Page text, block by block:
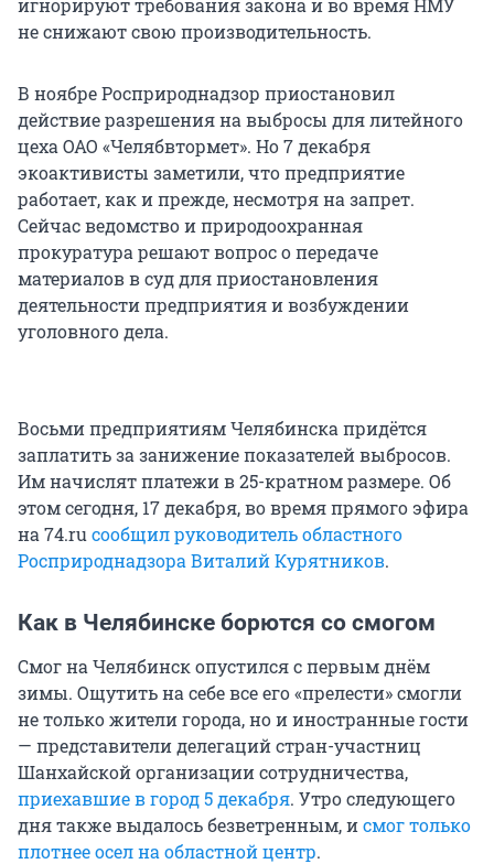
не снижают свою производительность.
В ноябре Росприроднадзор приостановил
действие разрешения на выбросы для литейного
цеха ОАО «Челябвтормет». Но 7 декабря
экоактивисты заметили, что предприятие
работает, как и прежде, несмотря на запрет.
Сейчас ведомство и природоохранная
прокуратура решают вопрос о передаче
материалов в суд для приостановления
деятельности предприятия и возбуждении
уголовного дела.
Восьми предприятиям Челябинска придётся
заплатить за занижение показателей выбросов.
Им начислят платежи в 25-кратном размере. Об
этом сегодня, 17 декабря, во время прямого эфира
на 74.ru сообщил руководитель областного
Росприроднадзора Виталий Курятников.
Как в Челябинске борются со смогом
Смог на Челябинск опустился с первым днём
зимы. Ощутить на себе все его «прелести» смогли
не только жители города, но и иностранные гости
— представители делегаций стран-участниц
Шанхайской организации сотрудничества,
приехавшие в город 5 декабря. Утро следующего
дня также выдалось безветренным, исмог только
плотнее осел на областной центр.